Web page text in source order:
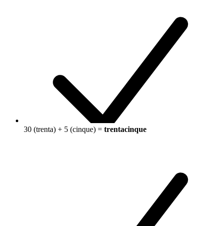
30 (trenta) + 5 (cinque) = trentacinque